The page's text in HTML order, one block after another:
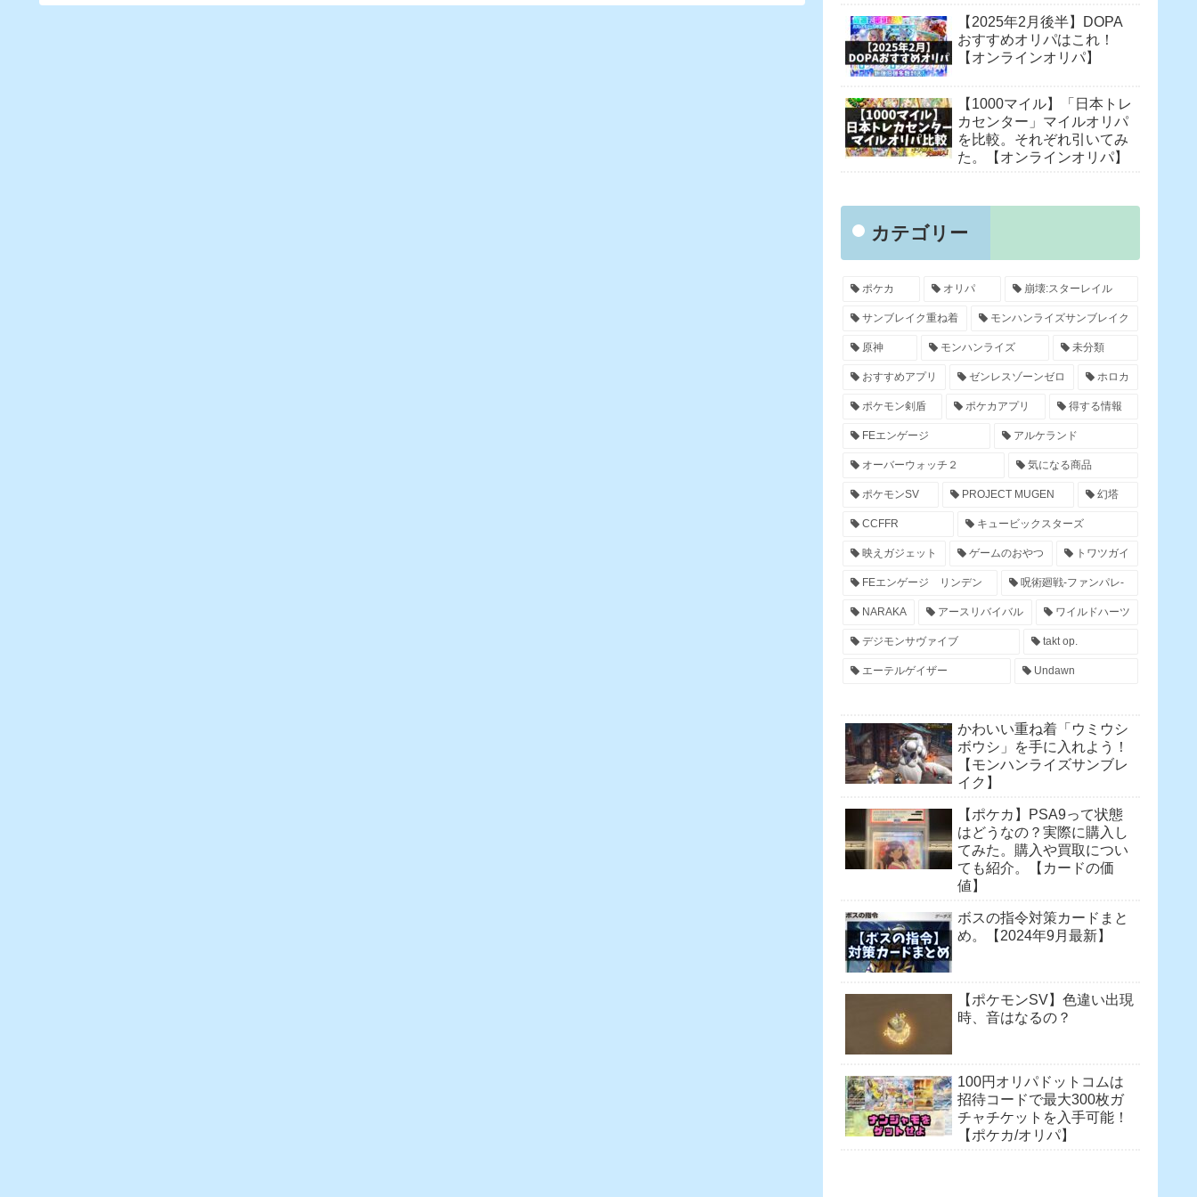
【2025年2月後半】DOPA
おすすめオリパはこれ！
【オンラインオリパ】
【1000マイル】「日本トレ
カセンター」マイルオリパ
を比較。それぞれ引いてみ
た。【オンラインオリパ】
カテゴリー
ポケカ オリパ 崩壊:スターレイル
サンブレイク重ね着 モンハンライズサンブレイク
原神 モンハンライズ 未分類
おすすめアプリ ゼンレスゾーンゼロ ホロカ
ポケモン剣盾 ポケカアプリ 得する情報
FEエンゲージ アルケランド
オーバーウォッチ２ 気になる商品
ポケモンSV PROJECT MUGEN 幻塔
CCFFR キュービックスターズ
映えガジェット ゲームのおやつ トワツガイ
FEエンゲージ リンデン 呪術廻戦-ファンパレ-
NARAKA アースリバイバル ワイルドハーツ
デジモンサヴァイブ takt op.
エーテルゲイザー Undawn
かわいい重ね着「ウミウシ
ボウシ」を手に入れよう！
【モンハンライズサンブレ
イク】
【ポケカ】PSA9って状態
はどうなの？実際に購入し
てみた。購入や買取につい
ても紹介。【カードの価
値】
ボスの指令対策カードまと
め。【2024年9月最新】
【ポケモンSV】色違い出現
時、音はなるの？
100円オリパドットコムは
招待コードで最大300枚ガ
チャチケットを入手可能！
【ポケカ/オリパ】